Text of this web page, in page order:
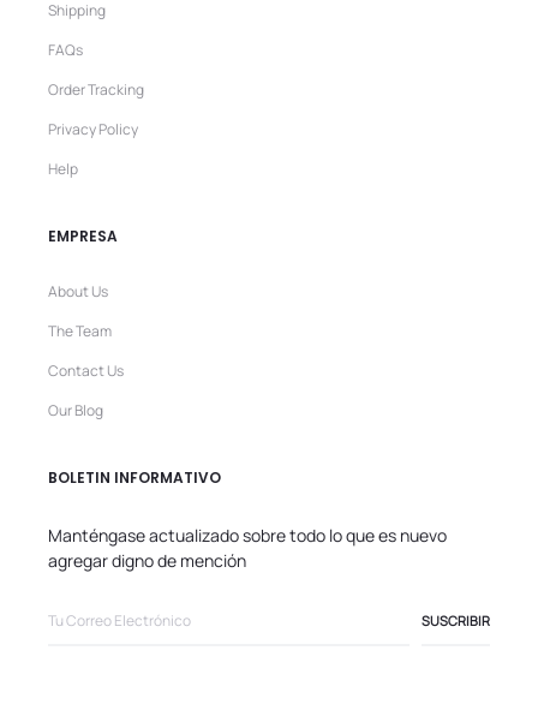
Shipping
FAQs
Order Tracking
Privacy Policy
Help
EMPRESA
About Us
The Team
Contact Us
Our Blog
BOLETIN INFORMATIVO
Manténgase actualizado sobre todo lo que es nuevo
agregar digno de mención